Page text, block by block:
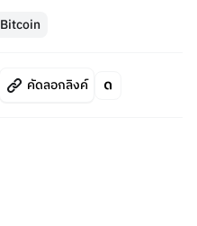
Bitcoin
คัดลอกลิงค์